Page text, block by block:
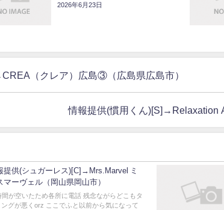
2026年6月23日
（クレア）広島③（広島県広島市）
情報提供(慣用くん)[S]→Relaxation
提供(シュガーレス)[C]→Mrs.Marvel ミ
マーヴェル（岡山県岡山市）
が空いたため各所に電話 残念ながらどこもタ
ングが悪くorz ここでふと以前から気になって